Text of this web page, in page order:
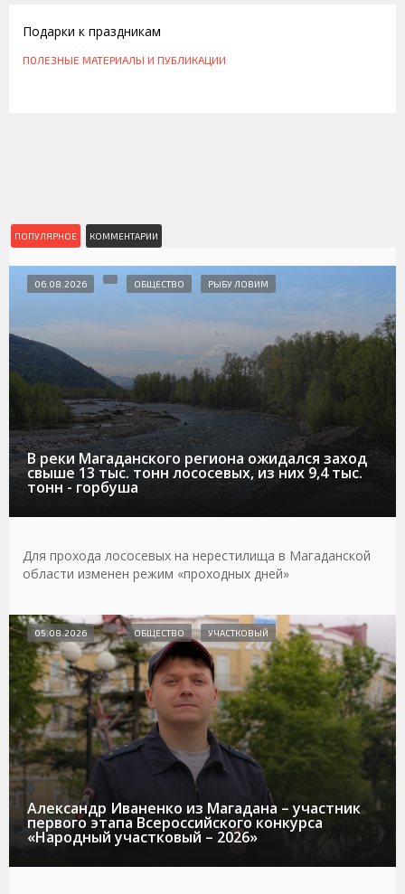
Подарки к праздникам
ПОЛЕЗНЫЕ МАТЕРИАЛЫ И ПУБЛИКАЦИИ
ПОПУЛЯРНОЕ КОММЕНТАРИИ
В реки Магаданского региона ожидался заход
свыше 13 тыс. тонн лососевых, из них 9,4 тыс.
тонн - горбуша
06.08.2026 ОБЩЕСТВО РЫБУ ЛОВИМ
Для прохода лососевых на нерестилища в Магаданской
области изменен режим «проходных дней»
Александр Иваненко из Магадана – участник
первого этапа Всероссийского конкурса
«Народный участковый – 2026»
05.08.2026 ОБЩЕСТВО УЧАСТКОВЫЙ